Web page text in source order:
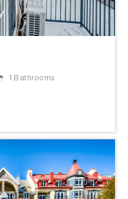
1 Bathrooms